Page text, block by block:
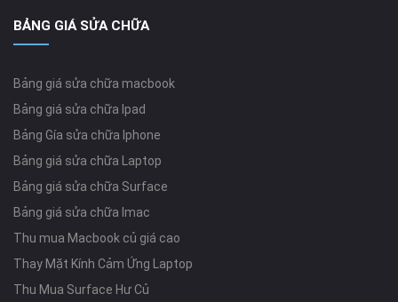
BẢNG GIÁ SỬA CHỮA
Bảng giá sửa chữa macbook
Bảng giá sửa chữa Ipad
Bảng Gía sửa chữa Iphone
Bảng giá sửa chữa Laptop
Bảng giá sửa chữa Surface
Bảng giá sửa chữa Imac
Thu mua Macbook củ giá cao
Thay Mặt Kính Cảm Ứng Laptop
Thu Mua Surface Hư Củ